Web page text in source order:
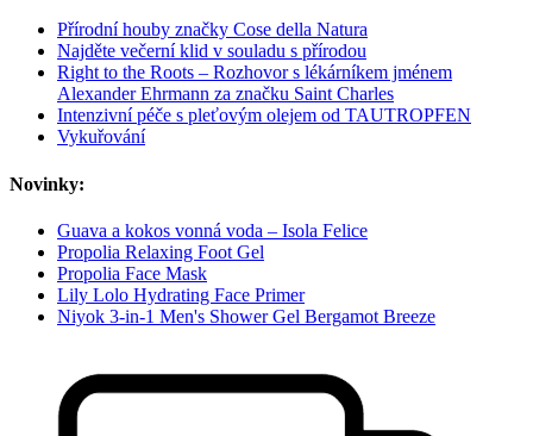
Přírodní houby značky Cose della Natura
Najděte večerní klid v souladu s přírodou
Right to the Roots – Rozhovor s lékárníkem jménem
Alexander Ehrmann za značku Saint Charles
Intenzivní péče s pleťovým olejem od TAUTROPFEN
Vykuřování
Novinky:
Guava a kokos vonná voda – Isola Felice
Propolia Relaxing Foot Gel
Propolia Face Mask
Lily Lolo Hydrating Face Primer
Niyok 3-in-1 Men's Shower Gel Bergamot Breeze